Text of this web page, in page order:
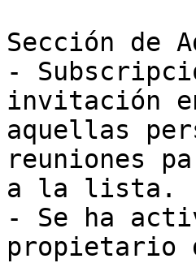
Sección de
-
invitación
aquellas
reuniones
a la lista.
- Se ha